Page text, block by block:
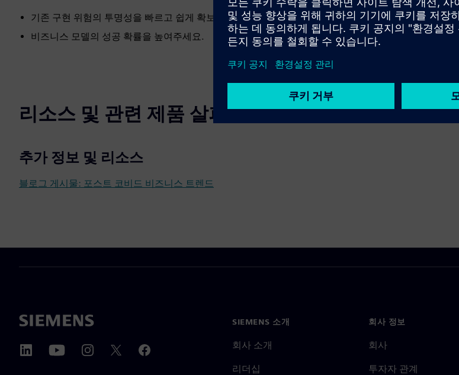
기존 구현 위험의 투명성을 빠르고 쉽게 확보하세요.
비즈니스 모델의 성공 확률을 높여주세요.
리소스 및 관련 제품 살펴보기
추가 정보 및 리소스
블로그 게시물: 포스트 코비드 비즈니스 트렌드
SIEMENS 소개
회사 소개
리더십
회사 정보
회사
투자자 관계